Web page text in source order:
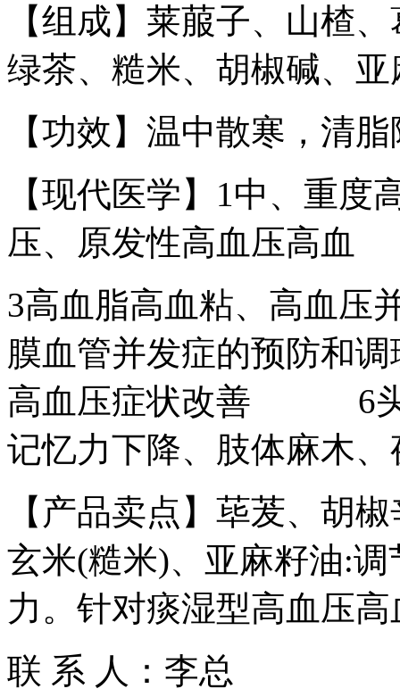
【组成】莱菔子、山楂
绿茶、糙米、胡椒碱、
【功效】温中散寒，清
【现代医学】1中、重
压、原发性高血压高血
3高血脂高血粘、高血
膜血管并发症的预防和
高血压症状改善 6
记忆力下降、肢体麻木
【产品卖点】荜茇、胡
玄米(糙米)、亚麻籽油:
力。针对痰湿型高血压
联 系 人：李总